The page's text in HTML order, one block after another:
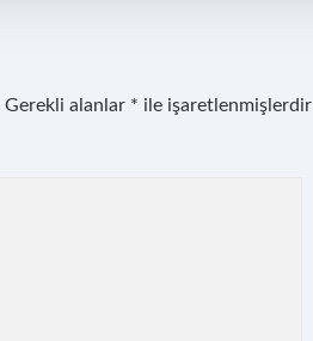
Gerekli alanlar * ile işaretlenmişlerdir